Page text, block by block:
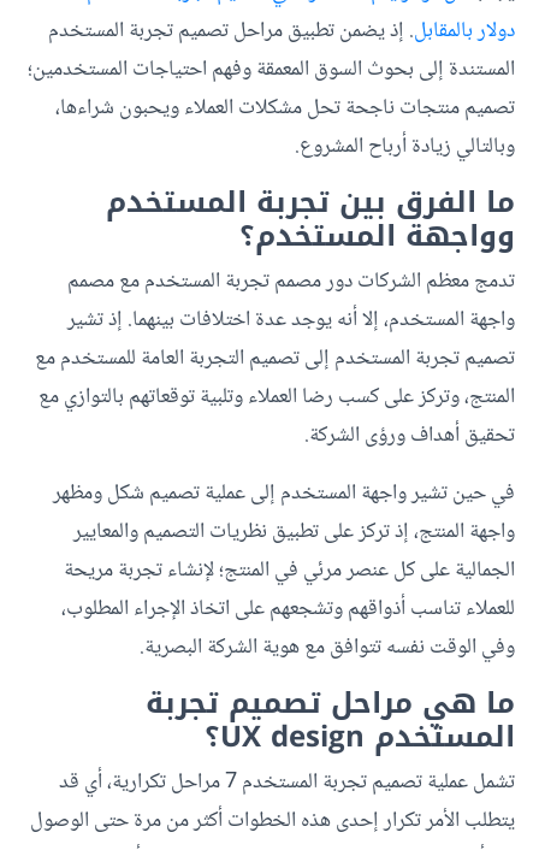
دولار بالمقابل. إذ يضمن تطبيق مراحل تصميم تجربة المستخدم
المستندة إلى بحوث السوق المعمقة وفهم احتياجات المستخدمين؛
تصميم منتجات ناجحة تحل مشكلات العملاء ويحبون شراءها،
وبالتالي زيادة أرباح المشروع.
ما الفرق بين تجربة المستخدم
وواجهة المستخدم؟
تدمج معظم الشركات دور مصمم تجربة المستخدم مع مصمم
واجهة المستخدم، إلا أنه يوجد عدة اختلافات بينهما. إذ تشير
تصميم تجربة المستخدم إلى تصميم التجربة العامة للمستخدم مع
المنتج، وتركز على كسب رضا العملاء وتلبية توقعاتهم بالتوازي مع
تحقيق أهداف ورؤى الشركة.
في حين تشير واجهة المستخدم إلى عملية تصميم شكل ومظهر
واجهة المنتج، إذ تركز على تطبيق نظريات التصميم والمعايير
الجمالية على كل عنصر مرئي في المنتج؛ لإنشاء تجربة مريحة
للعملاء تناسب أذواقهم وتشجعهم على اتخاذ الإجراء المطلوب،
وفي الوقت نفسه تتوافق مع هوية الشركة البصرية.
ما هي مراحل تصميم تجربة
المستخدم UX design؟
تشمل عملية تصميم تجربة المستخدم 7 مراحل تكرارية، أي قد
يتطلب الأمر تكرار إحدى هذه الخطوات أكثر من مرة حتى الوصول